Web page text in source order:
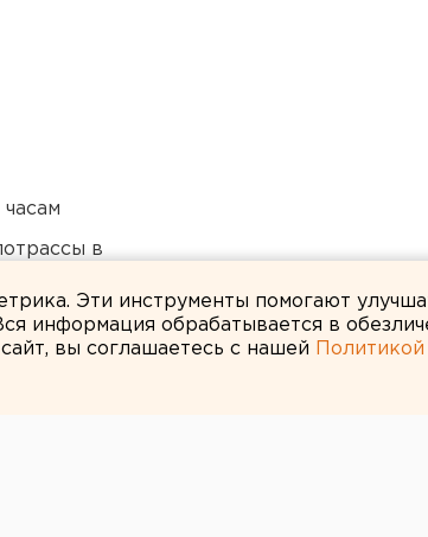
в
Эти инструменты помогают
информация обрабатывается в
вы соглашаетесь с нашей